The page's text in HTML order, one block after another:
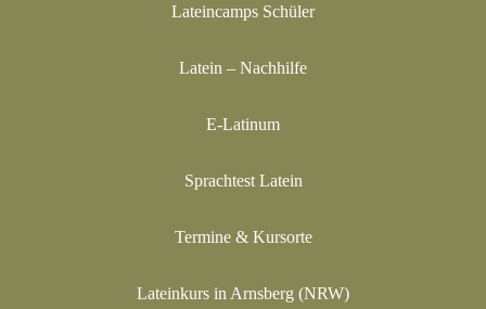
Lateincamps Schüler
Latein – Nachhilfe
E-Latinum
Sprachtest Latein
Termine & Kursorte
Lateinkurs in Arnsberg (NRW)